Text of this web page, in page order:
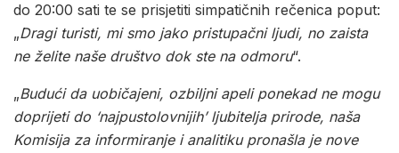
do 20:00 sati te se prisjetiti simpatičnih rečenica poput:
„Dragi turisti, mi smo jako pristupačni ljudi, no zaista
ne želite naše društvo dok ste na odmoru“.
„Budući da uobičajeni, ozbiljni apeli ponekad ne mogu
doprijeti do ‘najpustolovnijih’ ljubitelja prirode, naša
Komisija za informiranje i analitiku pronašla je nove